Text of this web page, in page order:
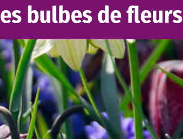
bulbes de fleurs